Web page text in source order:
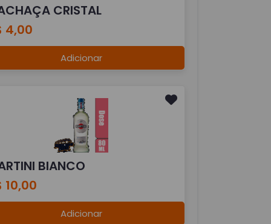
CRISTAL
4,00
Adicionar
BIANCO
10,00
Adicionar